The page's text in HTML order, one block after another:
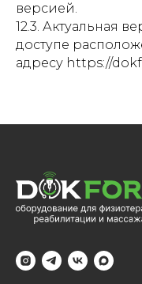
версией.
12.3. Актуальная
доступе
адресу https://